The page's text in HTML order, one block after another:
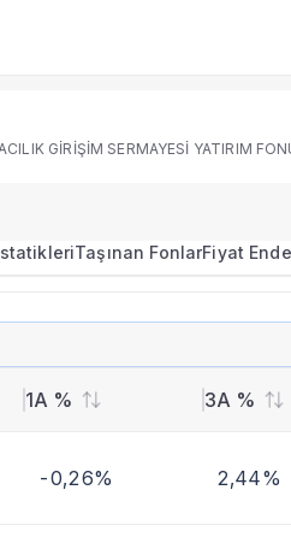
ve rakip analizi.
GİRİŞİM SERMAYESİ YATIRIM
Taşınan FonlarFiyat
1A % 3A %
-0,26% 2,44%